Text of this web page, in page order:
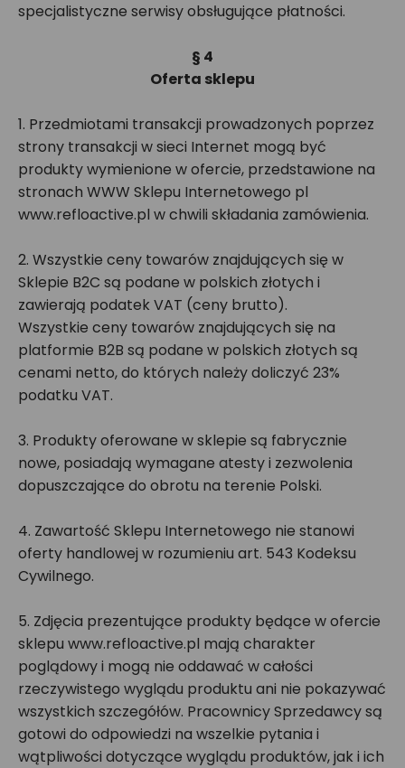
specjalistyczne serwisy obsługujące płatności.
§ 4
Oferta sklepu
1. Przedmiotami transakcji prowadzonych poprzez
strony transakcji w sieci Internet mogą być
produkty wymienione w ofercie, przedstawione na
stronach WWW Sklepu Internetowego pl
www.refloactive.pl w chwili składania zamówienia.
2. Wszystkie ceny towarów znajdujących się w
Sklepie B2C są podane w polskich złotych i
zawierają podatek VAT (ceny brutto).
Wszystkie ceny towarów znajdujących się na
platformie B2B są podane w polskich złotych są
cenami netto, do których należy doliczyć 23%
podatku VAT.
3. Produkty oferowane w sklepie są fabrycznie
nowe, posiadają wymagane atesty i zezwolenia
dopuszczające do obrotu na terenie Polski.
4. Zawartość Sklepu Internetowego nie stanowi
oferty handlowej w rozumieniu art. 543 Kodeksu
Cywilnego.
5. Zdjęcia prezentujące produkty będące w ofercie
sklepu www.refloactive.pl mają charakter
poglądowy i mogą nie oddawać w całości
rzeczywistego wyglądu produktu ani nie pokazywać
wszystkich szczegółów. Pracownicy Sprzedawcy są
gotowi do odpowiedzi na wszelkie pytania i
wątpliwości dotyczące wyglądu produktów, jak i ich